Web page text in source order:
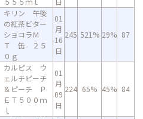
キリン 午後
の紅茶ビター
ショコラＭ
Ｔ 缶 ２５
０ｇ
01
月
16
日
245 521% 29% 87
カルピス ウ
ェルチピーチ
＆ピーチ Ｐ
ＥＴ５００ｍ
ｌ
01
月
09
日
224 65% 45% 84